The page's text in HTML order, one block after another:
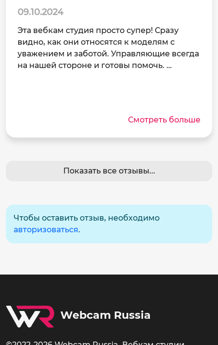
09.10.2024
Эта вебкам студия просто супер! Сразу
видно, как они относятся к моделям с
уважением и заботой. Управляющие всегда
на нашей стороне и готовы помочь. …
Смотреть больше
Показать все отзывы...
Чтобы оставить отзыв, необходимо
авторизоваться.
Webcam Russia